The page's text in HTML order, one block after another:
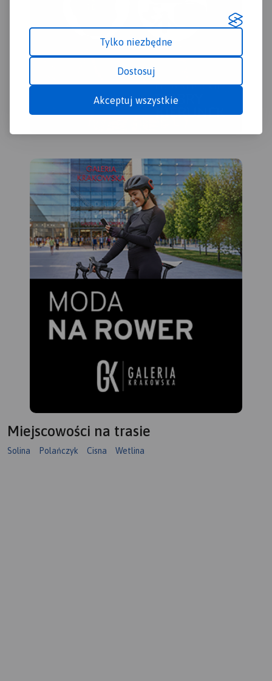
Tylko niezbędne
Dostosuj
Akceptuj wszystkie
Miejscowości na trasie
Solina Polańczyk Cisna Wetlina